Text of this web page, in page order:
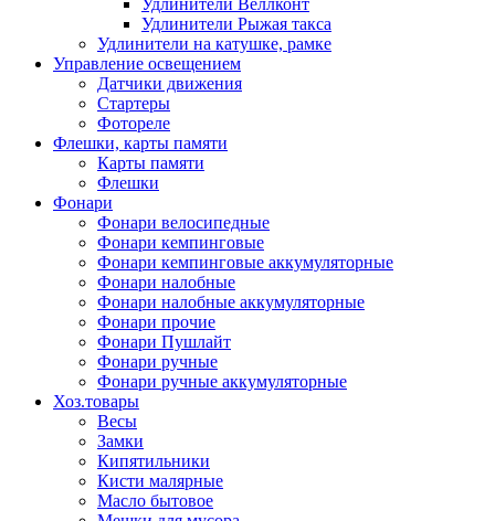
Удлинители Веллконт
Удлинители Рыжая такса
Удлинители на катушке, рамке
Управление освещением
Датчики движения
Стартеры
Фотореле
Флешки, карты памяти
Карты памяти
Флешки
Фонари
Фонари велосипедные
Фонари кемпинговые
Фонари кемпинговые аккумуляторные
Фонари налобные
Фонари налобные аккумуляторные
Фонари прочие
Фонари Пушлайт
Фонари ручные
Фонари ручные аккумуляторные
Хоз.товары
Весы
Замки
Кипятильники
Кисти малярные
Масло бытовое